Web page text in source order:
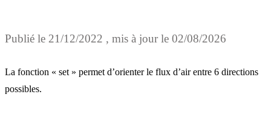
Publié le 21/12/2022 , mis à jour le 02/08/2026
La fonction « set » permet d’orienter le flux d’air entre 6 directions
possibles.